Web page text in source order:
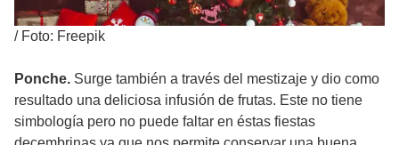
/ Foto: Freepik
Ponche. Surge también a través del mestizaje y dio como
resultado una deliciosa infusión de frutas. Este no tiene
simbología pero no puede faltar en éstas fiestas